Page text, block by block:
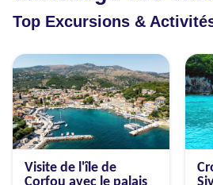
Top Excursions &
Visite de l'île de